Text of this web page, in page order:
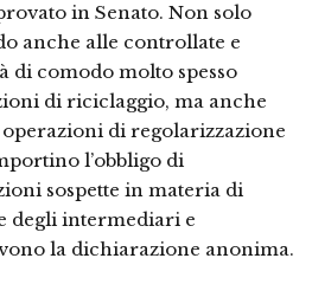
in Senato. Non solo
anche alle controllate e
di comodo molto spesso
di riciclaggio, ma anche
di regolarizzazione
l’obbligo di
sospette in materia di
degli intermediari e
la dichiarazione anonima.